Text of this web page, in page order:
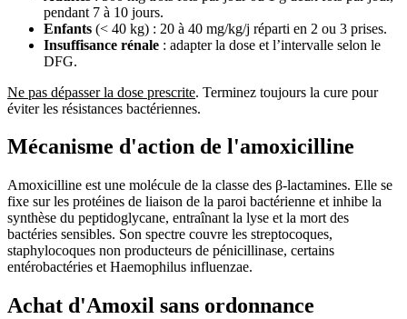
pendant 7 à 10 jours.
Enfants (< 40 kg) : 20 à 40 mg/kg/j réparti en 2 ou 3 prises.
Insuffisance rénale : adapter la dose et l’intervalle selon le
DFG.
Ne pas dépasser la dose prescrite. Terminez toujours la cure pour
éviter les résistances bactériennes.
Mécanisme d'action de l'amoxicilline
Amoxicilline est une molécule de la classe des β-lactamines. Elle se
fixe sur les protéines de liaison de la paroi bactérienne et inhibe la
synthèse du peptidoglycane, entraînant la lyse et la mort des
bactéries sensibles. Son spectre couvre les streptocoques,
staphylocoques non producteurs de pénicillinase, certains
entérobactéries et Haemophilus influenzae.
Achat d'Amoxil sans ordonnance